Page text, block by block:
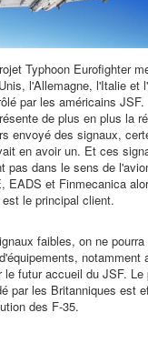
Typhoon Eurofighter
l'Allemagne, l'Italie et
par les américains
de plus en plus la
envoyé des signaux,
en avoir un. Et ces
pas dans le sens de
EADS et Finmecanica
le principal client.
faibles, on ne pourra
notamment
le futur accueil du JSF. Le
par les Britanniques est
des F-35.